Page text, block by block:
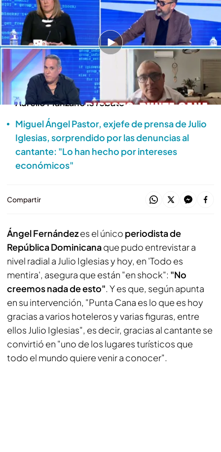
Alba de la Orden
Madrid, 14 ENE 2026 - 17:20h.
Ángel Fernández, único periodista dominicano
que entrevistó a Julio Iglesias en el país,
defiende el cantante con un argumento que
Aurelio Manzano le rebate
Miguel Ángel Pastor, exjefe de prensa de Julio
Iglesias, sorprendido por las denuncias al
cantante: "Lo han hecho por intereses
económicos"
Compartir
Ángel Fernándezes el único periodista de
República Dominicanaque pudo entrevistar a
nivel radial a Julio Iglesias y hoy, en 'Todo es
mentira', asegura que están "en shock": "No
creemos nada de esto". Y es que, según apunta
en su intervención, "Punta Cana es lo que es hoy
gracias a varios hoteleros y varias figuras, entre
ellos Julio Iglesias", es decir, gracias al cantante se
convirtió en "uno de los lugares turísticos que
todo el mundo quiere venir a conocer".